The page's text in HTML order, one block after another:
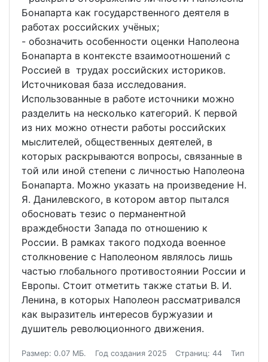
Бонапарта как государственного деятеля в
работах российских учёных;
- обозначить особенности оценки Наполеона
Бонапарта в контексте взаимоотношений с
Россией в трудах российских историков.
Источниковая база исследования.
Использованные в работе источники можно
разделить на несколько категорий. К первой
из них можно отнести работы российских
мыслителей, общественных деятелей, в
которых раскрываются вопросы, связанные в
той или иной степени с личностью Наполеона
Бонапарта. Можно указать на произведение Н.
Я. Данилевского, в котором автор пытался
обосновать тезис о перманентной
враждебности Запада по отношению к
России. В рамках такого подхода военное
столкновение с Наполеоном являлось лишь
частью глобального противостоянии России и
Европы. Стоит отметить также статьи В. И.
Ленина, в которых Наполеон рассматривался
как выразитель интересов буржуазии и
душитель революционного движения.
Размер: 0.07 МБ. Год создания 2025 Страниц: 44
Тип